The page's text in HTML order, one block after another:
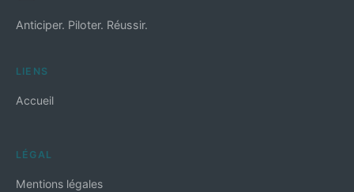
Anticiper. Piloter. Réussir.
LIENS
Accueil
LÉGAL
Mentions légales